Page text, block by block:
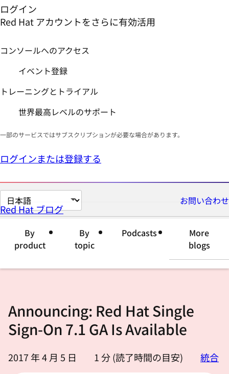
ログイン
Red Hat アカウントをさらに有効活用
コンソールへのアクセス
イベント登録
トレーニングとトライアル
世界最高レベルのサポート
一部のサービスではサブスクリプションが必要な場合があります。
ログインまたは登録する
ペ
ー
語
し
て
だ
お問い合わせ
Red Hat ブログ
By
product
By
topic
Podcasts
More
blogs
Announcing: Red Hat Single
Sign-On 7.1 GA Is Available
2017 年 4 月 5 日 1分 (読了時間の目安) 統合